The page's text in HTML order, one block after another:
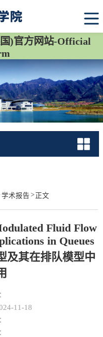
)官方网站-Official
学术报告 > 正文
Fluid Flow
in Queues
及其在排队模型中
11-18